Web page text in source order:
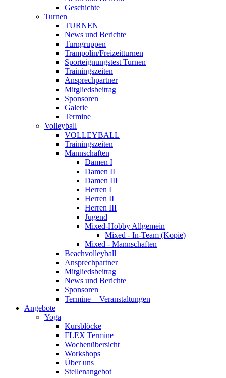
Geschichte
Turnen
TURNEN
News und Berichte
Turngruppen
Trampolin/Freizeitturnen
Sporteignungstest Turnen
Trainingszeiten
Ansprechpartner
Mitgliedsbeitrag
Sponsoren
Galerie
Termine
Volleyball
VOLLEYBALL
Trainingszeiten
Mannschaften
Damen I
Damen II
Damen III
Herren I
Herren II
Herren III
Jugend
Mixed-Hobby Allgemein
Mixed - In-Team (Kopie)
Mixed - Mannschaften
Beachvolleyball
Ansprechpartner
Mitgliedsbeitrag
News und Berichte
Sponsoren
Termine + Veranstaltungen
Angebote
Yoga
Kursblöcke
FLEX Termine
Wochenübersicht
Workshops
Über uns
Stellenangebot